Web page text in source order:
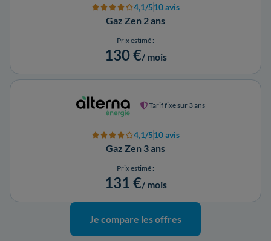
Gaz Zen 2 ans
4,1/510 avis
Prix estimé :
130 €/ mois
Gaz Zen 3 ans
Tarif fixe sur 3 ans
4,1/510 avis
Prix estimé :
131 €/ mois
Je compare les offres